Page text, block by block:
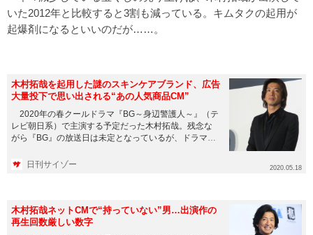
いた2012年と比較すると3割も減っている。キムタクの起用が
起爆剤になるといいのだが……。
木村拓哉を起用した謎のスキンケアブランド、広告
大量投下で思い出される“あの人気商品CM”
2020年の春クールドラマ『BG～身辺警護人～』（テ
レビ朝日系）で主演する予定だった木村拓哉。残念な
がら『BG』の放送日は未定となっているが、ドラマに
日刊サイゾー 2020.05.18
木村拓哉ネットCMで“持っていない”男…出演作の
再生回数厳しい数字